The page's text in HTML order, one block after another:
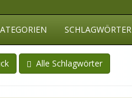
SCHLAGWÖRTER
Alle Schlagwörter